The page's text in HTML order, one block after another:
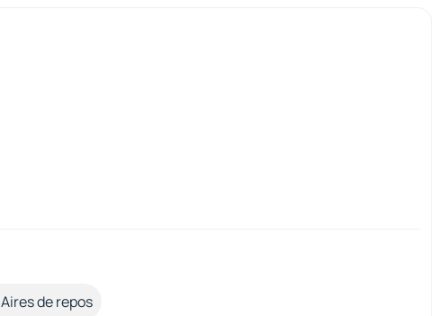
Aires de repos